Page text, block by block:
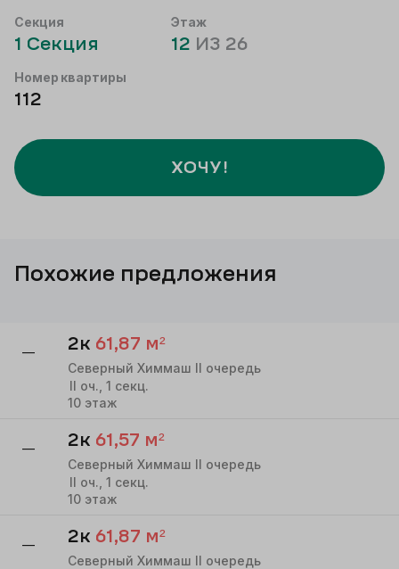
Секция
1 Секция
Этаж
12 ИЗ 26
Номер квартиры
112
ХОЧУ!
Похожие предложения
— 2к 61,87 м²
Северный Химмаш II очередь
II оч., 1 секц.
10 этаж
— 2к 61,57 м²
Северный Химмаш II очередь
II оч., 1 секц.
10 этаж
— 2к 61,87 м²
Северный Химмаш II очередь